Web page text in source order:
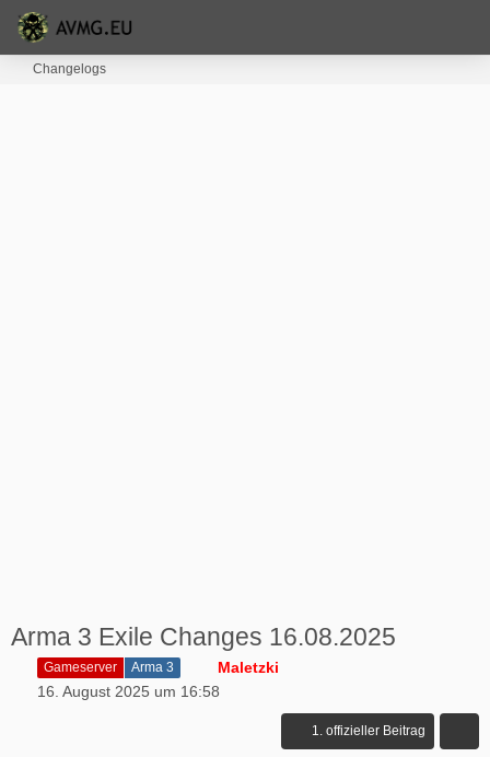
Changelogs
Arma 3 Exile Changes 16.08.2025
Gameserver Arma 3
Maletzki
16. August 2025 um 16:58
1. offizieller Beitrag